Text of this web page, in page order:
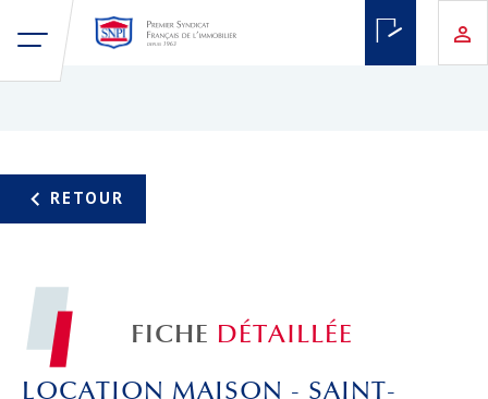
FICHE DÉTAILLÉE
LOCATION MAISON - SAINT-